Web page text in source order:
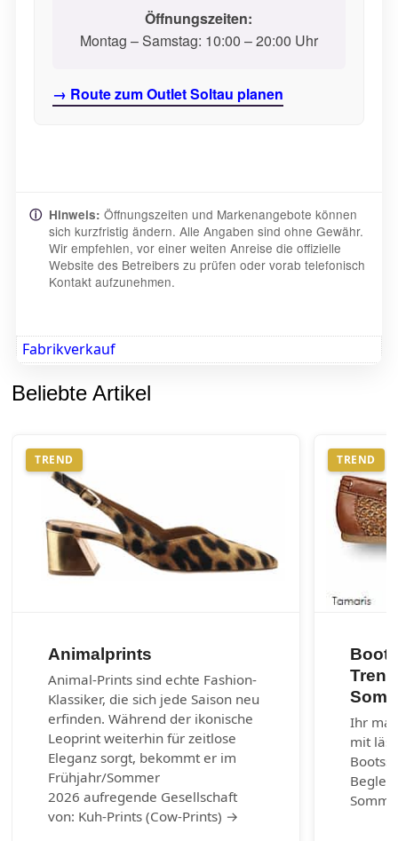
Öffnungszeiten:
Montag – Samstag: 10:00 – 20:00 Uhr
→ Route zum Outlet Soltau planen
ⓘ Hinweis: Öffnungszeiten und Markenangebote können
sich kurzfristig ändern. Alle Angaben sind ohne Gewähr.
Wir empfehlen, vor einer weiten Anreise die offizielle
Website des Betreibers zu prüfen oder vorab telefonisch
Kontakt aufzunehmen.
Fabrikverkauf
Beliebte Artikel
TREND
Animalprints
Animal-Prints sind echte Fashion-
Klassiker, die sich jede Saison neu
erfinden. Während der ikonische
Leoprint weiterhin für zeitlose
Eleganz sorgt, bekommt er im
Frühjahr/Sommer
2026 aufregende Gesellschaft
von: Kuh-Prints (Cow-Prints) →
TREND
Ihr
mit